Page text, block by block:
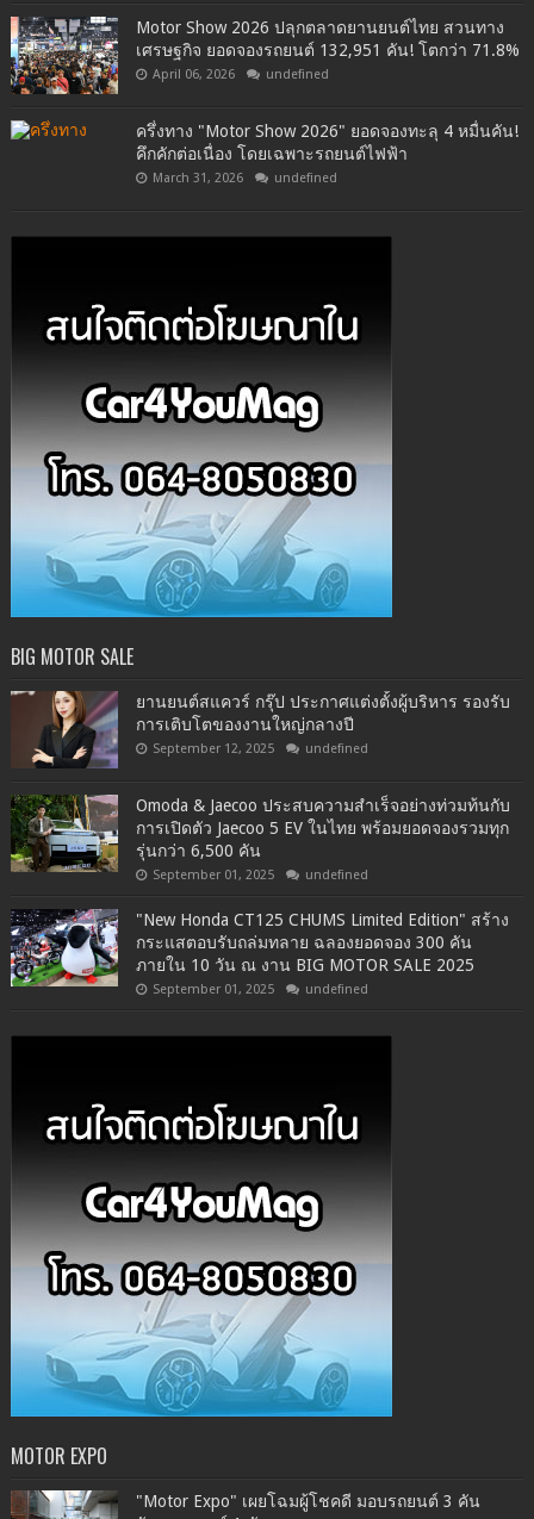
Motor Show 2026 ปลุกตลาดยานยนต์ไทย สวนทาง
เศรษฐกิจ ยอดจองรถยนต์ 132,951 คัน! โตกว่า 71.8%
April 06, 2026 undefined
ครึ่งทาง "Motor Show 2026" ยอดจองทะลุ 4 หมื่นคัน!
คึกคักต่อเนื่อง โดยเฉพาะรถยนต์ไฟฟ้า
March 31, 2026 undefined
BIG MOTOR SALE
ยานยนต์สแควร์ กรุ๊ป ประกาศแต่งตั้งผู้บริหาร รองรับ
การเติบโตของงานใหญ่กลางปี
September 12, 2025 undefined
Omoda & Jaecoo ประสบความสำเร็จอย่างท่วมท้นกับ
การเปิดตัว Jaecoo 5 EV ในไทย พร้อมยอดจองรวมทุก
รุ่นกว่า 6,500 คัน
September 01, 2025 undefined
"New Honda CT125 CHUMS Limited Edition" สร้าง
กระแสตอบรับถล่มทลาย ฉลองยอดจอง 300 คัน
ภายใน 10 วัน ณ งาน BIG MOTOR SALE 2025
September 01, 2025 undefined
MOTOR EXPO
"Motor Expo" เผยโฉมผู้โชคดี มอบรถยนต์ 3 คัน